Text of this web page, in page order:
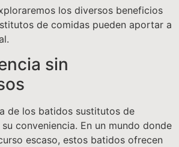
los diversos beneficios
de comidas pueden aportar a
sin
de los batidos sustitutos de
conveniencia. En un mundo donde
escaso, estos batidos ofrecen